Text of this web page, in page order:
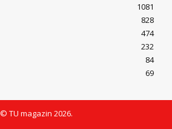
1081
828
474
232
84
69
© TU magazin 2026.